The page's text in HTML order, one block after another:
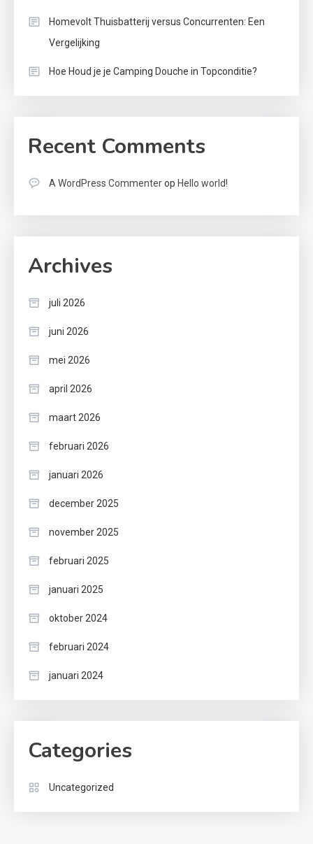
Homevolt Thuisbatterij versus Concurrenten: Een
Vergelijking
Hoe Houd je je Camping Douche in Topconditie?
Recent Comments
A WordPress Commenterop Hello world!
Archives
juli 2026
juni 2026
mei 2026
april 2026
maart 2026
februari 2026
januari 2026
december 2025
november 2025
februari 2025
januari 2025
oktober 2024
februari 2024
januari 2024
Categories
Uncategorized